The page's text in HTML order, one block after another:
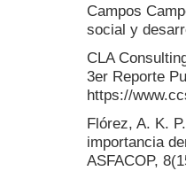
Campos
social y
CLA
3er Reporte
https://
Flórez, A. K.
importancia
ASFACOP,